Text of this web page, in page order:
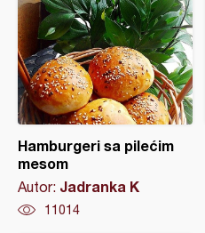
Hamburgeri sa pilećim
mesom
Autor: Jadranka K
11014